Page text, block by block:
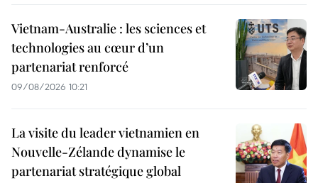
Vietnam-Australie : les sciences et
technologies au cœur d’un
partenariat renforcé
09/08/2026 10:21
La visite du leader vietnamien en
Nouvelle-Zélande dynamise le
partenariat stratégique global